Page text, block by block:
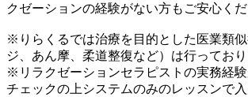
クゼーションの経験がない方もご安心くだ
※りらくるでは治療を目的とした医業類
ジ、あん摩、柔道整復など）は行っており
※リラクゼーションセラピストの実務経
チェックの上システムのみのレッスンで